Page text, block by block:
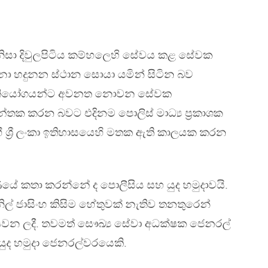
දිවුලපිටිය කම්හලෙහි සේවය කළ සේවක
හදුනන ස්ථාන සොයා යමින් සිටින බව
නියෝගයන්ට අවනත නොවන සේවක
කරන බවට එදිනම පොලිස් මාධ්‍ය ප්‍රකාශක
ලංකා ඉතිහාසයෙහි මතක ඇති කාලයක කරන
කතා කරන්නේ ද පොලීසිය සහ යුද හමුදාවයි.
ජාසිංහ කිසිම හේතුවක් නැතිව තනතුරෙන්
ලදී. තවමත් සෞඛ්‍ය සේවා අධක්ෂක ජෙනරල්
හමුදා ජෙනරල්වරයෙකි.